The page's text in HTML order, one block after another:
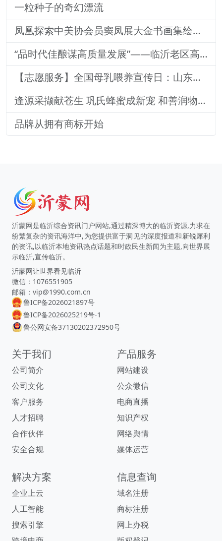
一粒种子的奇幻漂流
凤凰探索中美协会员窦凤展大金书画集绘就艺术传奇
“品时代佳酿谋高质量发展”——临沂老区高质量发展论坛暨贵州茅台酒（精品）主题活动圆满落幕
【志愿服务】全国母乳喂养宣传日：山东医专附属医院志愿者深入社区宣传母乳喂养健康知识
逢源采撷献苍生 巩氏蜂蜜成新宠 和善润物品牌就 养怡之福在沂蒙
品牌从拥有商标开始
沂蒙网是临沂综合资讯门户网站,通过精深博大的临沂资源,力求在
纷繁复杂的资讯海洋中,为您提供富于洞见的深度报道和新锐犀利
的资讯,以临沂本地资讯热点话题和时政民生新闻为主题,向世界展
示临沂,宣传临沂。
沂蒙网让世界看见临沂
微信：1076551905
邮箱：vip@1990.com.cn
鲁ICP备2026021897号
鲁ICP备2026025219号-1
鲁公网安备37130202372950号
关于我们
公司简介
公司文化
客户服务
人才招聘
合作伙伴
安全合规
产品服务
网站建设
公众微信
电商直播
知识产权
网络舆情
媒体运营
解决方案
企业上云
人工智能
搜索引擎
信息查询
域名注册
商标注册
网上办税